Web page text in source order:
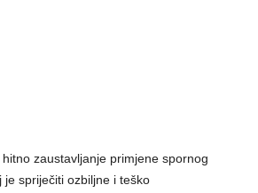
zaustavljanje primjene spornog
spriječiti ozbiljne i teško